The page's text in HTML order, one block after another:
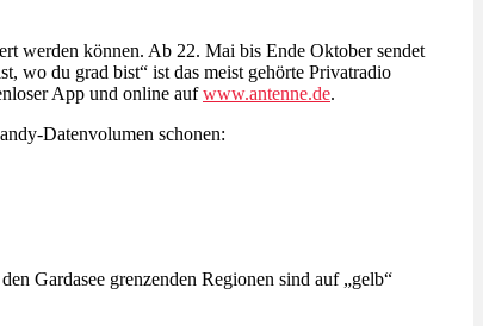
werden können. Ab 22. Mai bis Ende Oktober sendet
wo du grad bist“ ist das meist gehörte Privatradio
App und online aufwww.antenne.de.
Datenvolumen schonen:
Gardasee grenzenden Regionen sind auf „gelb“